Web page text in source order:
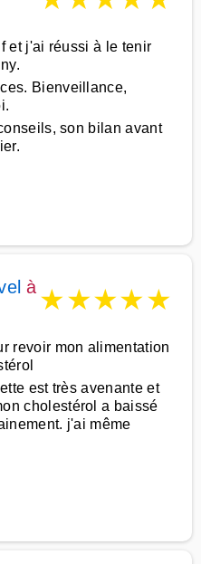
et j'ai réussi à le tenir
Bienveillance,
son bilan avant
à ★★★★★
revoir mon alimentation
est très avenante et
cholestérol a baissé
j'ai même